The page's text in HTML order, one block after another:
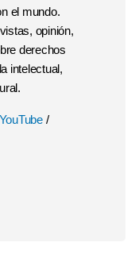
el mundo.
opinión,
derechos
intelectual,
YouTube /